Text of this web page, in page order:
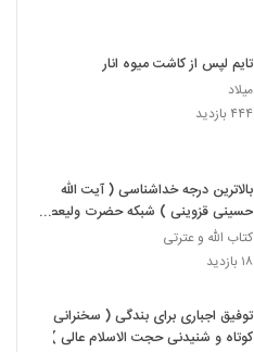
تایم لپس از کاشت میوه انار
میلاد
۴۴۴ بازدید
بالاترین درجه خداشناسی ( آیت الله
حسینی قزوینی ) شبکه حضرت ولیعصر
عج
کتاب الله و عترتی
۱۸ بازدید
توفیق اجباری برای بندگی ( سخنرانی
کوتاه و شنیدنی حجت الاسلام عالی )